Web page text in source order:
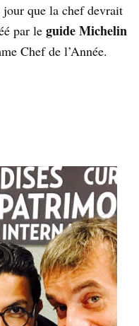
que la chef devrait
par le guide Michelin
Chef de l’Année.